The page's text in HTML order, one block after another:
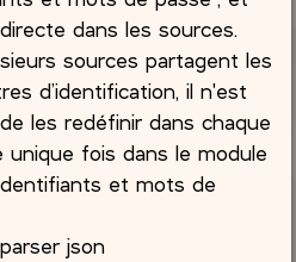
dans les sources.
sources partagent les
d’identification, il n'est
les redéfinir dans chaque
unique fois dans le module
et mots de
json